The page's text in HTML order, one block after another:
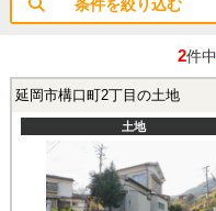
条件を絞り込む
2件中
延岡市構口町2丁目の土地
土地